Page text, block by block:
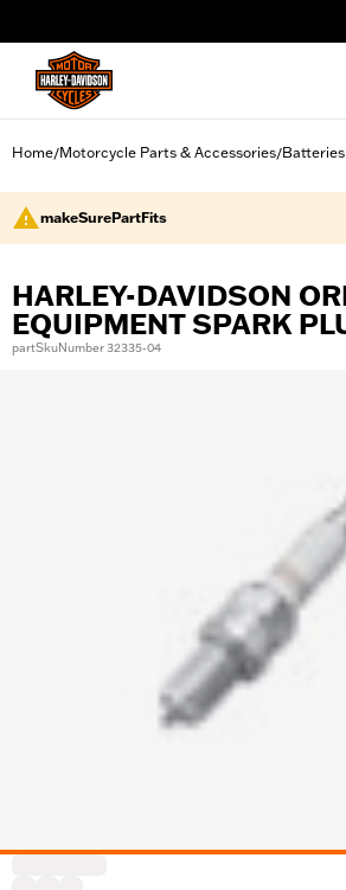
Home/Motorcycle Parts & Accessories/
makeSurePartFits
HARLEY-DAVIDSON
EQUIPMENT SPARK
partSkuNumber 32335-04